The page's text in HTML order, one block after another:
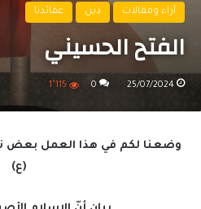
آراء ومقالات دين عقائدنا
الفتح الحسيني
25/07/2024
0 1٬115
وضعنا لكم في هذا العمل بعض
(ع)